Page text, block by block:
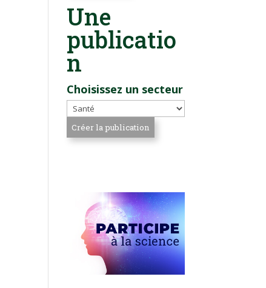
Une
publicatio
n
Choisissez un secteur